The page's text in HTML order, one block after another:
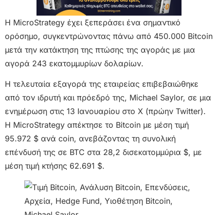
Η MicroStrategy έχει ξεπεράσει ένα σημαντικό
ορόσημο, συγκεντρώνοντας πάνω από 450.000 Bitcoin
μετά την κατάκτηση της πτώσης της αγοράς με μια
αγορά 243 εκατομμυρίων δολαρίων.
Η τελευταία εξαγορά της εταιρείας επιβεβαιώθηκε
από τον ιδρυτή και πρόεδρό της, Michael Saylor, σε μια
ενημέρωση στις 13 Ιανουαρίου στο X (πρώην Twitter).
Η MicroStrategy απέκτησε το Bitcoin με μέση τιμή
95.972 $ ανά coin, ανεβάζοντας τη συνολική
επένδυσή της σε BTC στα 28,2 δισεκατομμύρια $, με
μέση τιμή κτήσης 62.691 $.